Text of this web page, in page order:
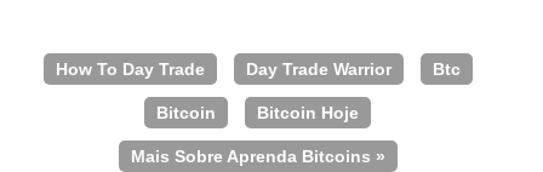
How To Day Trade Day Trade Warrior Btc
Bitcoin Bitcoin Hoje
Mais Sobre Aprenda Bitcoins »